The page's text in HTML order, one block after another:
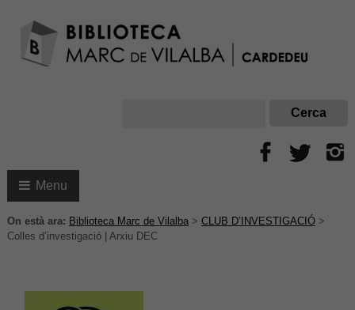
Menu
On està ara: Biblioteca Marc de Vilalba> CLUB D’INVESTIGACIÓ>
Colles d’investigació | Arxiu DEC